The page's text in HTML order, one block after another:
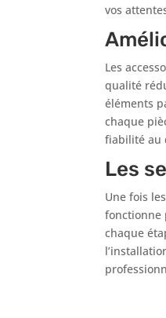
vos
Les
qualité
éléments
chaque
fiabilité au
Les
Une fois
fonctionne
chaque